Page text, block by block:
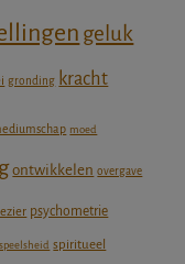
geluk
gronding kracht
moed
ontwikkelen overgave
psychometrie
speelsheid spiritueel